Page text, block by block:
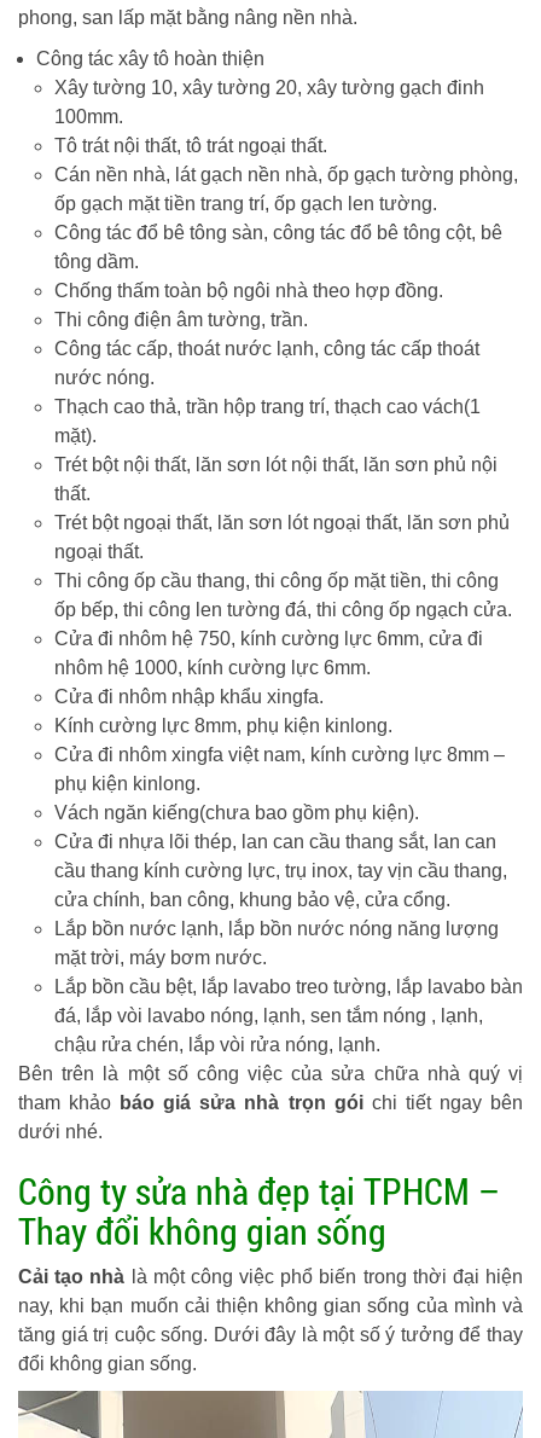
phong, san lấp mặt bằng nâng nền nhà.
Công tác xây tô hoàn thiện
Xây tường 10, xây tường 20, xây tường gạch đinh
100mm.
Tô trát nội thất, tô trát ngoại thất.
Cán nền nhà, lát gạch nền nhà, ốp gạch tường phòng,
ốp gạch mặt tiền trang trí, ốp gạch len tường.
Công tác đổ bê tông sàn, công tác đổ bê tông cột, bê
tông dầm.
Chống thấm toàn bộ ngôi nhà theo hợp đồng.
Thi công điện âm tường, trần.
Công tác cấp, thoát nước lạnh, công tác cấp thoát
nước nóng.
Thạch cao thả, trần hộp trang trí, thạch cao vách(1
mặt).
Trét bột nội thất, lăn sơn lót nội thất, lăn sơn phủ nội
thất.
Trét bột ngoại thất, lăn sơn lót ngoại thất, lăn sơn phủ
ngoại thất.
Thi công ốp cầu thang, thi công ốp mặt tiền, thi công
ốp bếp, thi công len tường đá, thi công ốp ngạch cửa.
Cửa đi nhôm hệ 750, kính cường lực 6mm, cửa đi
nhôm hệ 1000, kính cường lực 6mm.
Cửa đi nhôm nhập khẩu xingfa.
Kính cường lực 8mm, phụ kiện kinlong.
Cửa đi nhôm xingfa việt nam, kính cường lực 8mm –
phụ kiện kinlong.
Vách ngăn kiếng(chưa bao gồm phụ kiện).
Cửa đi nhựa lõi thép, lan can cầu thang sắt, lan can
cầu thang kính cường lực, trụ inox, tay vịn cầu thang,
cửa chính, ban công, khung bảo vệ, cửa cổng.
Lắp bồn nước lạnh, lắp bồn nước nóng năng lượng
mặt trời, máy bơm nước.
Lắp bồn cầu bệt, lắp lavabo treo tường, lắp lavabo bàn
đá, lắp vòi lavabo nóng, lạnh, sen tắm nóng , lạnh,
chậu rửa chén, lắp vòi rửa nóng, lạnh.
Bên trên là một số công việc của sửa chữa nhà quý vị
tham khảo báo giá sửa nhà trọn góichi tiết ngay bên
dưới nhé.
Công ty sửa nhà đẹp tại TPHCM –
Thay đổi không gian sống
Cải tạo nhà là một công việc phổ biến trong thời đại hiện
nay, khi bạn muốn cải thiện không gian sống của mình và
tăng giá trị cuộc sống. Dưới đây là một số ý tưởng để thay
đổi không gian sống.